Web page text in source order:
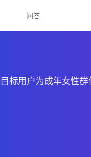
问答
标用户为成年女性